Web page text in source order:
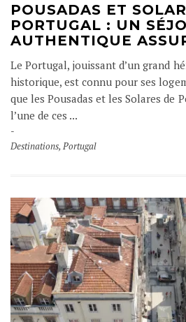
POUSADAS ET
PORTUGAL : UN
AUTHENTIQUE
Le Portugal, jouissant d’un grand
historique, est connu pour ses
que les Pousadas et les Solares de
l’une de ces ...
Destinations, Portugal